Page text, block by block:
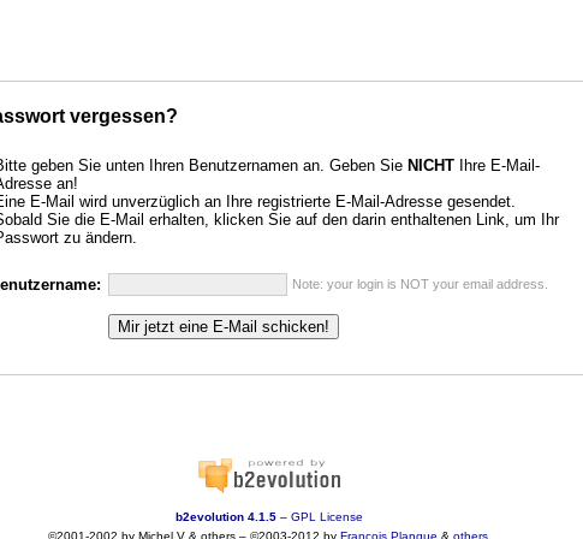
vergessen?
geben Sie unten Ihren Benutzernamen an. Geben Sie NICHT Ihre E-Mail-
an!
E-Mail wird unverzüglich an Ihre registrierte E-Mail-Adresse gesendet.
Sie die E-Mail erhalten, klicken Sie auf den darin enthaltenen Link, um Ihr
zu ändern.
Note: your login is NOT your email address.
b2evolution 4.1.5 – GPL License